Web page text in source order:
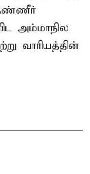
அம்மாநில
வாரியத்தின்